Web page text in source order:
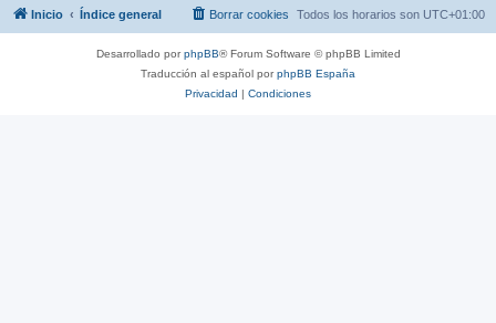
Inicio Índice general Todos los horarios son UTC+01:00
Borrar cookies
Desarrollado porphpBB® Forum Software © phpBB Limited
Traducción al español porphpBB España
Privacidad | Condiciones